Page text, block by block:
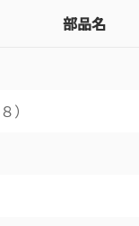
部品名
）